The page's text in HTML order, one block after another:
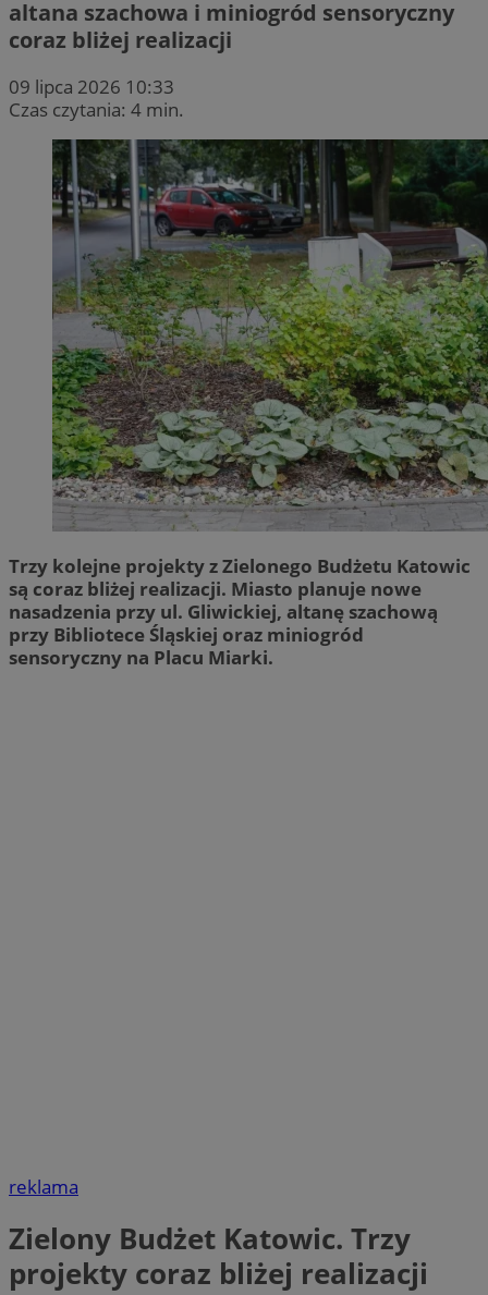
altana szachowa i miniogród sensoryczny
coraz bliżej realizacji
09 lipca 2026 10:33
Czas czytania: 4 min.
Trzy kolejne projekty z Zielonego Budżetu Katowic
są coraz bliżej realizacji. Miasto planuje nowe
nasadzenia przy ul. Gliwickiej, altanę szachową
przy Bibliotece Śląskiej oraz miniogród
sensoryczny na Placu Miarki.
reklama
Zielony Budżet Katowic. Trzy
projekty coraz bliżej realizacji